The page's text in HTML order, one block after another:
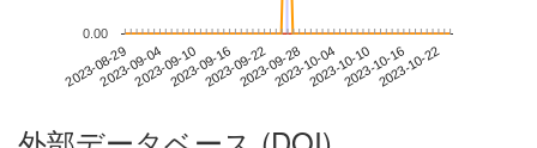
2023-08-292023-09-042023-09-102023-09-162023-09-222023-09-282023-10-042023-10-102023-10-162023-10-22
0.00